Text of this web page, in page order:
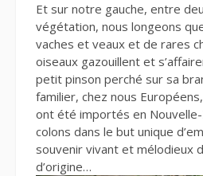
Et sur notre gauche, entre
végétation, nous longeons
vaches et veaux et de rares
oiseaux gazouillent et
petit pinson perché sur sa
familier, chez nous
ont été importés en
colons dans le but unique
souvenir vivant et mélodieux
d’origine…